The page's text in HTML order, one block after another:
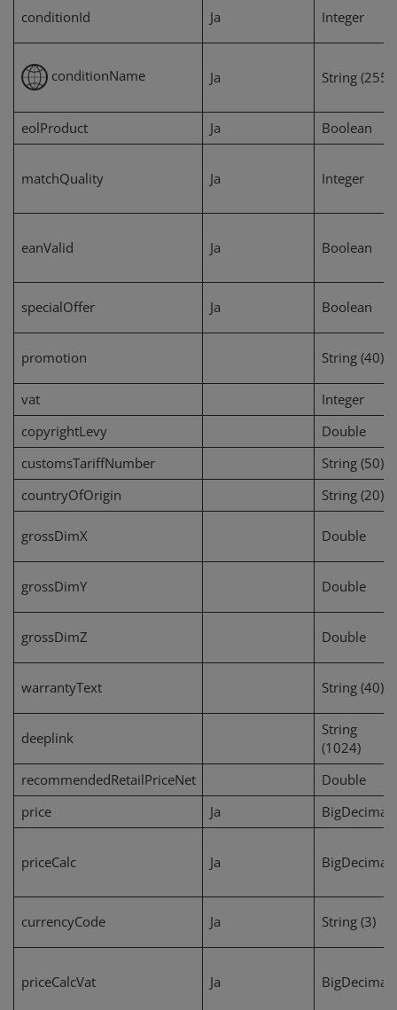
conditionId Ja Integer
conditionName Ja String (255)
eolProduct Ja Boolean
matchQuality Ja Integer
eanValid Ja Boolean
specialOffer Ja Boolean
promotion String (40)
vat
Integer
copyrightLevy
Double
customsTariffNumber
String (50)
countryOfOrigin
String (20)
grossDimX Double
grossDimY Double
grossDimZ Double
warrantyText String (40)
deeplink
String
(1024)
recommendedRetailPriceNet
Double
price
Ja BigDecimal
priceCalc Ja BigDecimal
currencyCode Ja String (3)
priceCalcVat Ja BigDecimal